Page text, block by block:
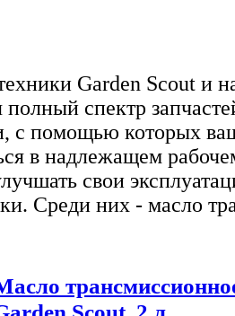
Garden Scout и
полный спектр
с помощью которых
в надлежащем
свои
Среди них - масло